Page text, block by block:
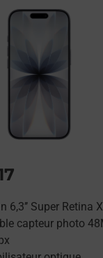
6,3’’ Super Retina
capteur photo